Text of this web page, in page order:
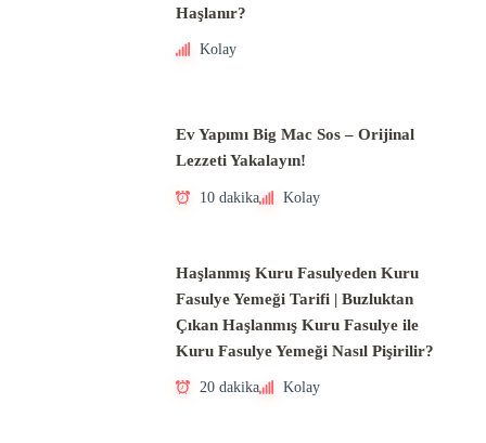
Haşlanır?
Kolay
Ev Yapımı Big Mac Sos – Orijinal
Lezzeti Yakalayın!
10 dakika Kolay
Haşlanmış Kuru Fasulyeden Kuru
Fasulye Yemeği Tarifi | Buzluktan
Çıkan Haşlanmış Kuru Fasulye ile
Kuru Fasulye Yemeği Nasıl Pişirilir?
20 dakika Kolay